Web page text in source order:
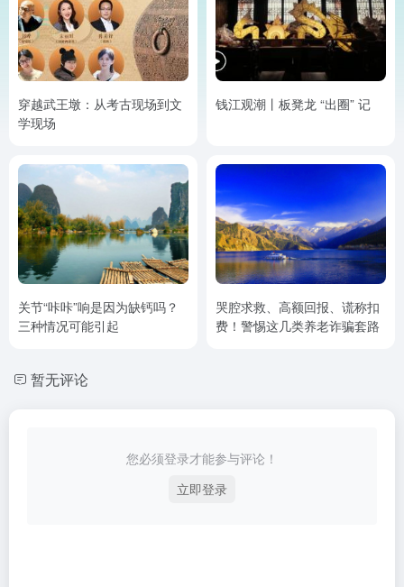
穿越武王墩：从考古现场到文
学现场
钱江观潮丨板凳龙 “出圈” 记
关节“咔咔”响是因为缺钙吗？
三种情况可能引起
哭腔求救、高额回报、谎称扣
费！警惕这几类养老诈骗套路
暂无评论
您必须登录才能参与评论！
立即登录